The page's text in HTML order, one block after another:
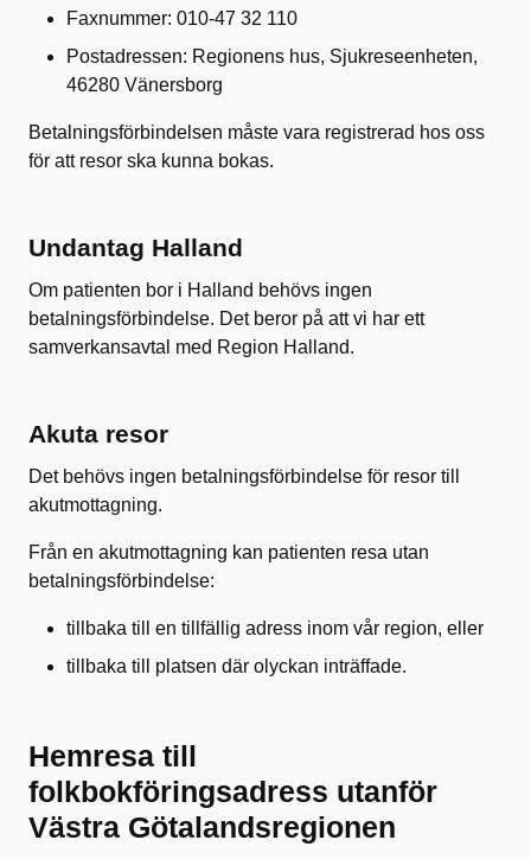
Faxnummer: 010‐47 32 110
Postadressen: Regionens hus, Sjukreseenheten,
46280 Vänersborg
Betalningsförbindelsen måste vara registrerad hos oss
för att resor ska kunna bokas.
Undantag Halland
Om patienten bor i Halland behövs ingen
betalningsförbindelse. Det beror på att vi har ett
samverkansavtal med Region Halland.
Akuta resor
Det behövs ingen betalningsförbindelse för resor till
akutmottagning.
Från en akutmottagning kan patienten resa utan
betalningsförbindelse:
tillbaka till en tillfällig adress inom vår region, eller
tillbaka till platsen där olyckan inträffade.
Hemresa till
folkbokföringsadress utanför
Västra Götalandsregionen